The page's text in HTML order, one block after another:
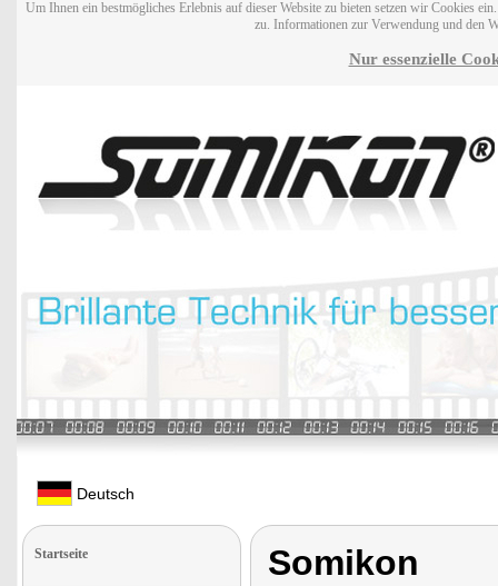
Um Ihnen ein bestmögliches Erlebnis auf dieser Website zu bieten setzen wir Cookies
zu. Informationen zur Verwendung und den
Nur essenzielle
Deutsch
Startseite Somikon